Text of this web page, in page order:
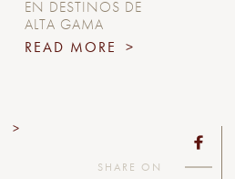
EN DESTINOS DE
ALTA GAMA
READ MORE
>
>
SHARE ON